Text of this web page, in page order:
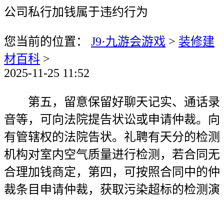
公司私行加钱属于违约行为
您当前的位置： J9·九游会游戏 > 装修建
材百科 >
2025-11-25 11:52
第五，留意保留好聊天记实、通话录
音等，可向法院提告状讼或申请仲裁。向
有管辖权的法院告状。礼聘有天分的检测
机构对室内空气质量进行检测，若合同无
合理加钱商定，第四，可按照合同中的仲
裁条目申请仲裁，获取污染超标的检测演